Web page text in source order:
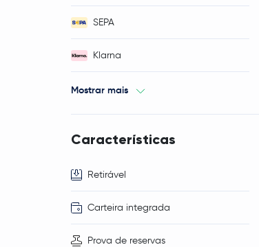
SEPA
Klarna
Mostrar mais
Características
Retirável
Carteira integrada
Prova de reservas